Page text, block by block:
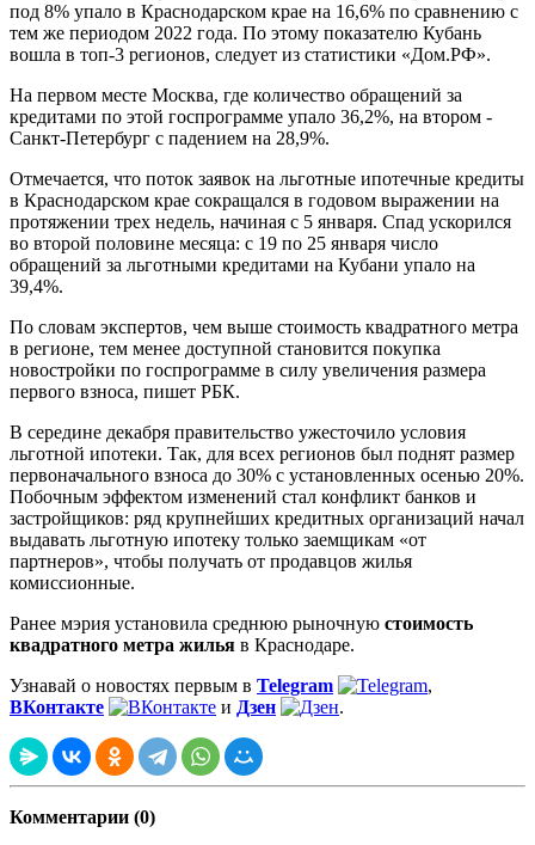
под 8% упало в Краснодарском крае на 16,6% по сравнению с
тем же периодом 2022 года. По этому показателю Кубань
вошла в топ-3 регионов, следует из статистики «Дом.РФ».
На первом месте Москва, где количество обращений за
кредитами по этой госпрограмме упало 36,2%, на втором -
Санкт-Петербург с падением на 28,9%.
Отмечается, что поток заявок на льготные ипотечные кредиты
в Краснодарском крае сокращался в годовом выражении на
протяжении трех недель, начиная с 5 января. Спад ускорился
во второй половине месяца: с 19 по 25 января число
обращений за льготными кредитами на Кубани упало на
39,4%.
По словам экспертов, чем выше стоимость квадратного метра
в регионе, тем менее доступной становится покупка
новостройки по госпрограмме в силу увеличения размера
первого взноса, пишет РБК.
В середине декабря правительство ужесточило условия
льготной ипотеки. Так, для всех регионов был поднят размер
первоначального взноса до 30% с установленных осенью 20%.
Побочным эффектом изменений стал конфликт банков и
застройщиков: ряд крупнейших кредитных организаций начал
выдавать льготную ипотеку только заемщикам «от
партнеров», чтобы получать от продавцов жилья
комиссионные.
Ранее мэрия установила среднюю рыночную стоимость
квадратного метра жилья в Краснодаре.
Узнавай о новостях первым в Telegram
,
ВКонтакте
и Дзен .
Комментарии (0)